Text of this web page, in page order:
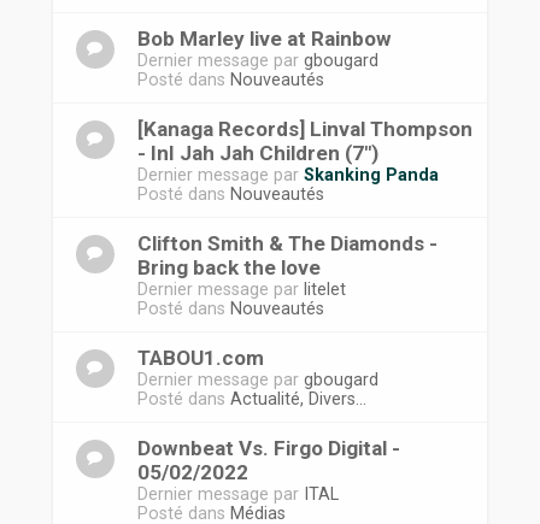
Bob Marley live at Rainbow
Dernier message par gbougard
Posté dans Nouveautés
[Kanaga Records] Linval Thompson
- InI Jah Jah Children (7")
Dernier message par Skanking Panda
Posté dans Nouveautés
Clifton Smith & The Diamonds -
Bring back the love
Dernier message par litelet
Posté dans Nouveautés
TABOU1.com
Dernier message par gbougard
Posté dans Actualité, Divers...
Downbeat Vs. Firgo Digital -
05/02/2022
Dernier message par ITAL
Posté dans Médias